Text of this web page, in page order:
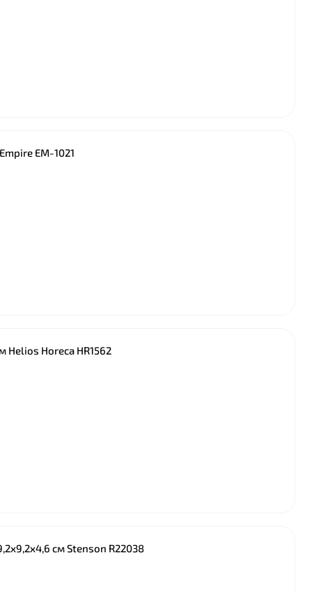
EM-1021
Helios Horeca HR1562
см Stenson R22038